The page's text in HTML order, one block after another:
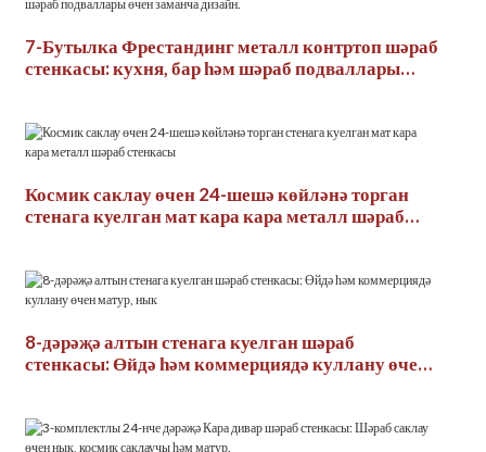
7-Бутылка Фрестандинг металл контртоп шәраб
стенкасы: кухня, бар һәм шәраб подваллары
Космик саклау өчен 24-шешә көйләнә торган
стенага куелган мат кара кара металл шәраб
8-дәрәҗә алтын стенага куелган шәраб
стенкасы: Өйдә һәм коммерциядә куллану өчен